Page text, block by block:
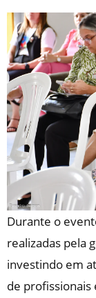
Durante o
realizadas pela
investindo em
de profissionais